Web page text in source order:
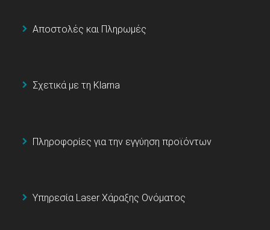
Αποστολές και Πληρωμές
Σχετικά με τη Klarna
Πληροφορίες για την εγγύηση προϊόντων
Υπηρεσία Laser Χάραξης Ονόματος